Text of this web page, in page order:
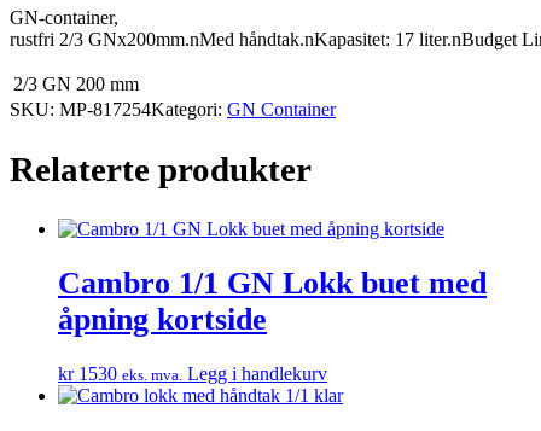
200
mm
GN-container,
rustfri 2/3 GNx200mm.nMed håndtak.nKapasitet: 17 liter.nBudget
2/3 GN 200 mm
SKU: MP-817254Kategori: GN Container
Relaterte produkter
Cambro 1/1 GN Lokk buet med
åpning kortside
kr1530 eks. mva. Legg i handlekurv